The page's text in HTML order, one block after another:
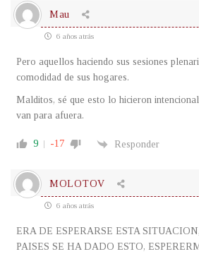
Mau
6 años atrás
Pero aquellos haciendo sus sesiones
comodidad de sus hogares.
Malditos, sé que esto lo hicieron
van para afuera.
9 -17 Responder
MOLOTOV
6 años atrás
ERA DE ESPERARSE ESTA
PAISES SE HA DADO ESTO,